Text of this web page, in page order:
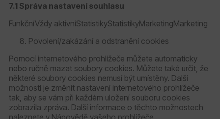
7.1 Správa nastavení souhlasu
FunkčníVždy aktivníStatistikyStatistikyMarketingMarketing
Povolení/zakázání a odstranění cookies
Pomocí internetového prohlížeče můžete automaticky
nebo ručně mazat soubory cookies. Můžete také určit, že
některé soubory cookies nemusí být umístěny. Další
možností je změnit nastavení internetového prohlížeče
tak, aby se vám při každém uložení souboru cookies
zobrazila zpráva. Další informace o těchto možnostech
naleznete v Nápovědě vašeho prohlížeče.